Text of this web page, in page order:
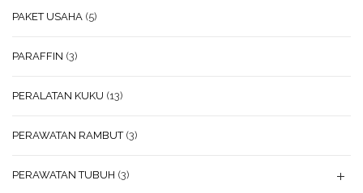
PAKET USAHA (5)
PARAFFIN (3)
PERALATAN KUKU (13)
PERAWATAN RAMBUT (3)
PERAWATAN TUBUH (3)